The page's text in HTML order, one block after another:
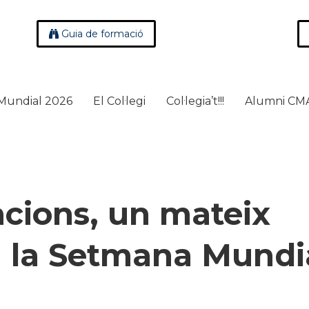
Guia de formació
2026 El Col·legi Col·legia’t!!! Alumni
un mateix
Setmana